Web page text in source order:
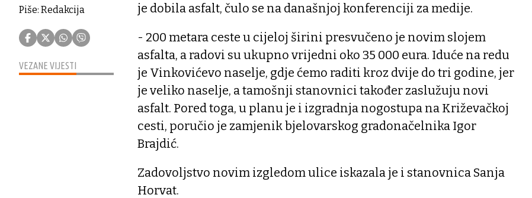
Piše: Redakcija
VEZANE VIJESTI
je dobila asfalt, čulo se na današnjoj konferenciji za medije.
- 200 metara ceste u cijeloj širini presvučeno je novim slojem
asfalta, a radovi su ukupno vrijedni oko 35 000 eura. Iduće na redu
je Vinkovićevo naselje, gdje ćemo raditi kroz dvije do tri godine, jer
je veliko naselje, a tamošnji stanovnici također zaslužuju novi
asfalt. Pored toga, u planu je i izgradnja nogostupa na Križevačkoj
cesti, poručio je zamjenik bjelovarskog gradonačelnika Igor
Brajdić.
Zadovoljstvo novim izgledom ulice iskazala je i stanovnica Sanja
Horvat.